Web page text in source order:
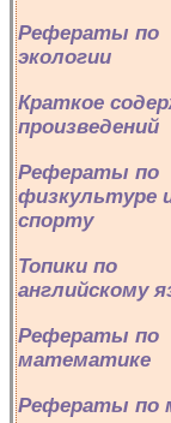
Рефераты по
экологии
Краткое
произведений
Рефераты по
физкультуре
спорту
Топики по
английскому
Рефераты по
математике
Рефераты по